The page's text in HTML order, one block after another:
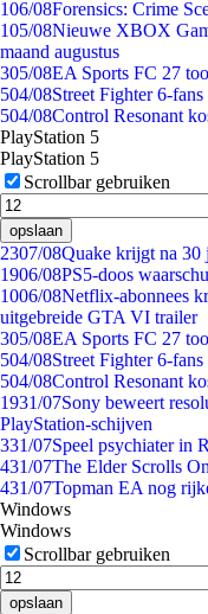
106/08Forensics: Crime
105/08Nieuwe XBOX
maand augustus
305/08EA Sports FC 27
504/08Street Fighter 6-
504/08Control Resonant
PlayStation 5
PlayStation 5
Scrollbar gebruiken
opslaan
2307/08Quake krijgt na 30
1906/08PS5-doos
1006/08Netflix-abonnees
uitgebreide GTA VI trailer
305/08EA Sports FC 27
504/08Street Fighter 6-
504/08Control Resonant
1931/07Sony beweert
PlayStation-schijven
331/07Speel psychiater in
431/07The Elder Scrolls
431/07Topman EA nog
Windows
Windows
Scrollbar gebruiken
opslaan